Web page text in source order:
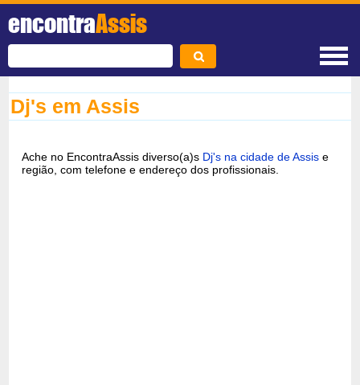
encontraAssis
Dj's em Assis
Ache no EncontraAssis diverso(a)s Dj's na cidade de Assis e
região, com telefone e endereço dos profissionais.